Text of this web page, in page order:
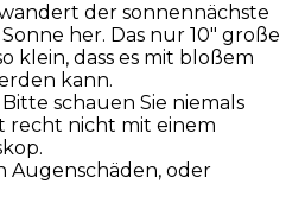
wandert der sonnennächste
her. Das nur 10″ große
klein, dass es mit bloßem
kann.
Bitte schauen Sie niemals
recht nicht mit einem
Augenschäden, oder